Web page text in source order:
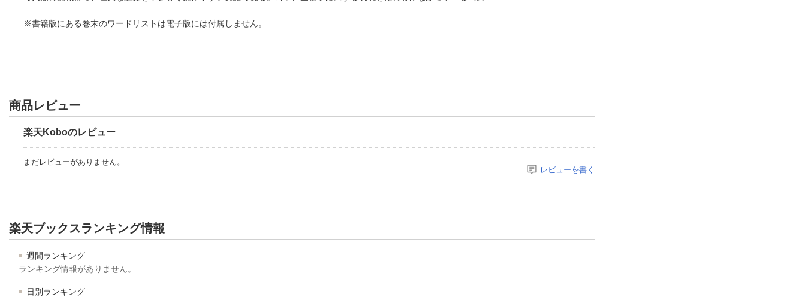
※書籍版にある巻末のワードリストは電子版には付属しません。
商品レビュー
楽天Koboのレビュー
まだレビューがありません。
レビューを書く
楽天ブックスランキング情報
週間ランキング
ランキング情報がありません。
日別ランキング